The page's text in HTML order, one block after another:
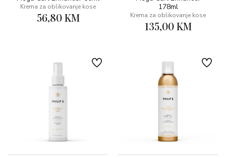
Krema za oblikovanje kose
56,80 KM
178ml
Krema za oblikovanje kose
135,00 KM